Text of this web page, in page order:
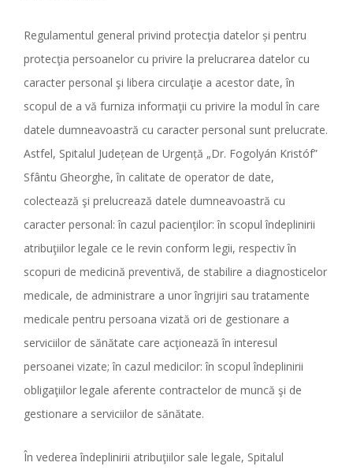
Regulamentul general privind protecţia datelor și pentru
protecţia persoanelor cu privire la prelucrarea datelor cu
caracter personal şi libera circulaţie a acestor date, în
scopul de a vă furniza informaţii cu privire la modul în care
datele dumneavoastră cu caracter personal sunt prelucrate.
Astfel, Spitalul Județean de Urgență „Dr. Fogolyán Kristóf”
Sfântu Gheorghe, în calitate de operator de date,
colectează şi prelucrează datele dumneavoastră cu
caracter personal: în cazul pacienţilor: în scopul îndeplinirii
atribuţiilor legale ce le revin conform legii, respectiv în
scopuri de medicină preventivă, de stabilire a diagnosticelor
medicale, de administrare a unor îngrijiri sau tratamente
medicale pentru persoana vizată ori de gestionare a
serviciilor de sănătate care acţionează în interesul
persoanei vizate; în cazul medicilor: în scopul îndeplinirii
obligaţiilor legale aferente contractelor de muncă şi de
gestionare a serviciilor de sănătate.
În vederea îndeplinirii atribuţiilor sale legale, Spitalul